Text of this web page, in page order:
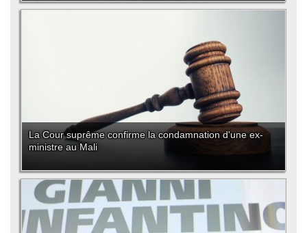
La Cour suprême confirme la condamnation d'une ex-
ministre au Mali